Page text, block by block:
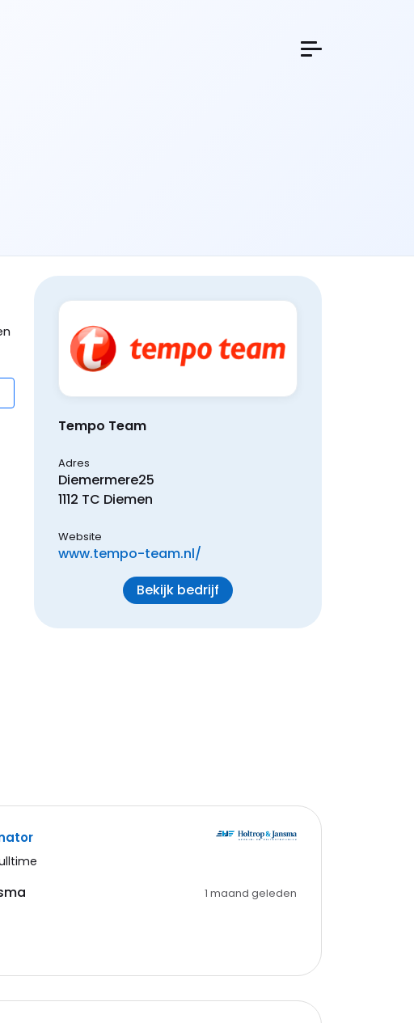
Tempo Team
Adres
Diemermere25
1112 TC Diemen
Website
www.tempo-team.nl/
Bekijk bedrijf
1 maand geleden